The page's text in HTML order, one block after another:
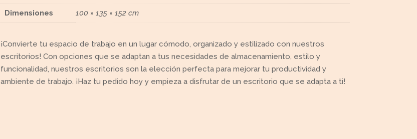
Dimensiones 100 × 135 × 152 cm
¡Convierte tu espacio de trabajo en un lugar cómodo, organizado y estilizado con nuestros
escritorios! Con opciones que se adaptan a tus necesidades de almacenamiento, estilo y
funcionalidad, nuestros escritorios son la elección perfecta para mejorar tu productividad y
ambiente de trabajo. ¡Haz tu pedido hoy y empieza a disfrutar de un escritorio que se adapta a ti!